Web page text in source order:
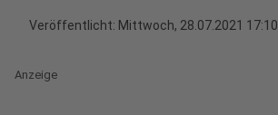
Veröffentlicht: Mittwoch, 28.07.2021 17:10
Anzeige